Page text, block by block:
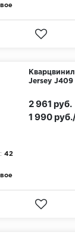
Jersey
42
1 990
2 961 руб.